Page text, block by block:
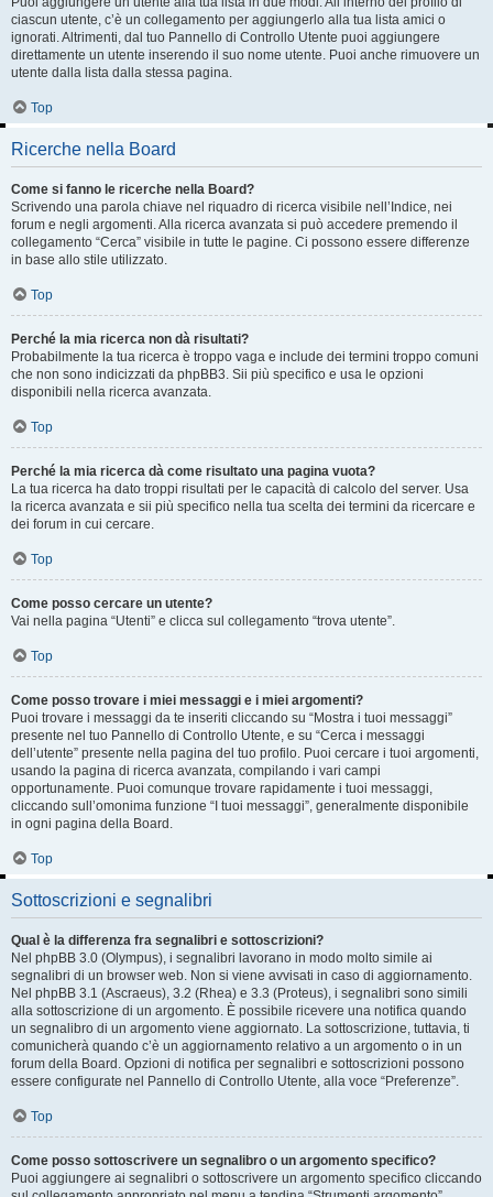
ciascun utente, c’è un collegamento per aggiungerlo alla tua lista amici o
ignorati. Altrimenti, dal tuo Pannello di Controllo Utente puoi aggiungere
direttamente un utente inserendo il suo nome utente. Puoi anche rimuovere un
utente dalla lista dalla stessa pagina.
Top
Ricerche nella Board
Come si fanno le ricerche nella Board?
Scrivendo una parola chiave nel riquadro di ricerca visibile nell’Indice, nei
forum e negli argomenti. Alla ricerca avanzata si può accedere premendo il
collegamento “Cerca” visibile in tutte le pagine. Ci possono essere differenze
in base allo stile utilizzato.
Top
Perché la mia ricerca non dà risultati?
Probabilmente la tua ricerca è troppo vaga e include dei termini troppo comuni
che non sono indicizzati da phpBB3. Sii più specifico e usa le opzioni
disponibili nella ricerca avanzata.
Top
Perché la mia ricerca dà come risultato una pagina vuota?
La tua ricerca ha dato troppi risultati per le capacità di calcolo del server. Usa
la ricerca avanzata e sii più specifico nella tua scelta dei termini da ricercare e
dei forum in cui cercare.
Top
Come posso cercare un utente?
Vai nella pagina “Utenti” e clicca sul collegamento “trova utente”.
Top
Come posso trovare i miei messaggi e i miei argomenti?
Puoi trovare i messaggi da te inseriti cliccando su “Mostra i tuoi messaggi”
presente nel tuo Pannello di Controllo Utente, e su “Cerca i messaggi
dell’utente” presente nella pagina del tuo profilo. Puoi cercare i tuoi argomenti,
usando la pagina di ricerca avanzata, compilando i vari campi
opportunamente. Puoi comunque trovare rapidamente i tuoi messaggi,
cliccando sull’omonima funzione “I tuoi messaggi”, generalmente disponibile
in ogni pagina della Board.
Top
Sottoscrizioni e segnalibri
Qual è la differenza fra segnalibri e sottoscrizioni?
Nel phpBB 3.0 (Olympus), i segnalibri lavorano in modo molto simile ai
segnalibri di un browser web. Non si viene avvisati in caso di aggiornamento.
Nel phpBB 3.1 (Ascraeus), 3.2 (Rhea) e 3.3 (Proteus), i segnalibri sono simili
alla sottoscrizione di un argomento. È possibile ricevere una notifica quando
un segnalibro di un argomento viene aggiornato. La sottoscrizione, tuttavia, ti
comunicherà quando c’è un aggiornamento relativo a un argomento o in un
forum della Board. Opzioni di notifica per segnalibri e sottoscrizioni possono
essere configurate nel Pannello di Controllo Utente, alla voce “Preferenze”.
Top
Come posso sottoscrivere un segnalibro o un argomento specifico?
Puoi aggiungere ai segnalibri o sottoscrivere un argomento specifico cliccando